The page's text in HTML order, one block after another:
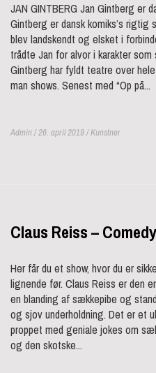
JAN GINTBERG Jan Gintberg er
Gintberg er dansk komiks’s rigtig
blev landskendt og elsket i
trådte Jan for alvor i karakter som
Gintberg har fyldt teatre over
man shows. Senest med “Op på...
Admin / 26. april 2019 /Kunstner
Claus Reiss – Comedy
Her får du et show, hvor du er
lignende før. Claus Reiss er den
en blanding af sækkepibe og
og sjov underholdning. Det er et
proppet med geniale jokes om
og den skotske...